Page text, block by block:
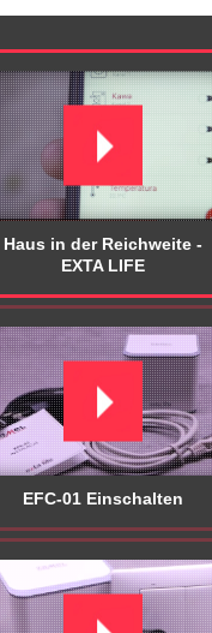
Haus in der Reichweite -
EXTA LIFE
EFC-01 Einschalten